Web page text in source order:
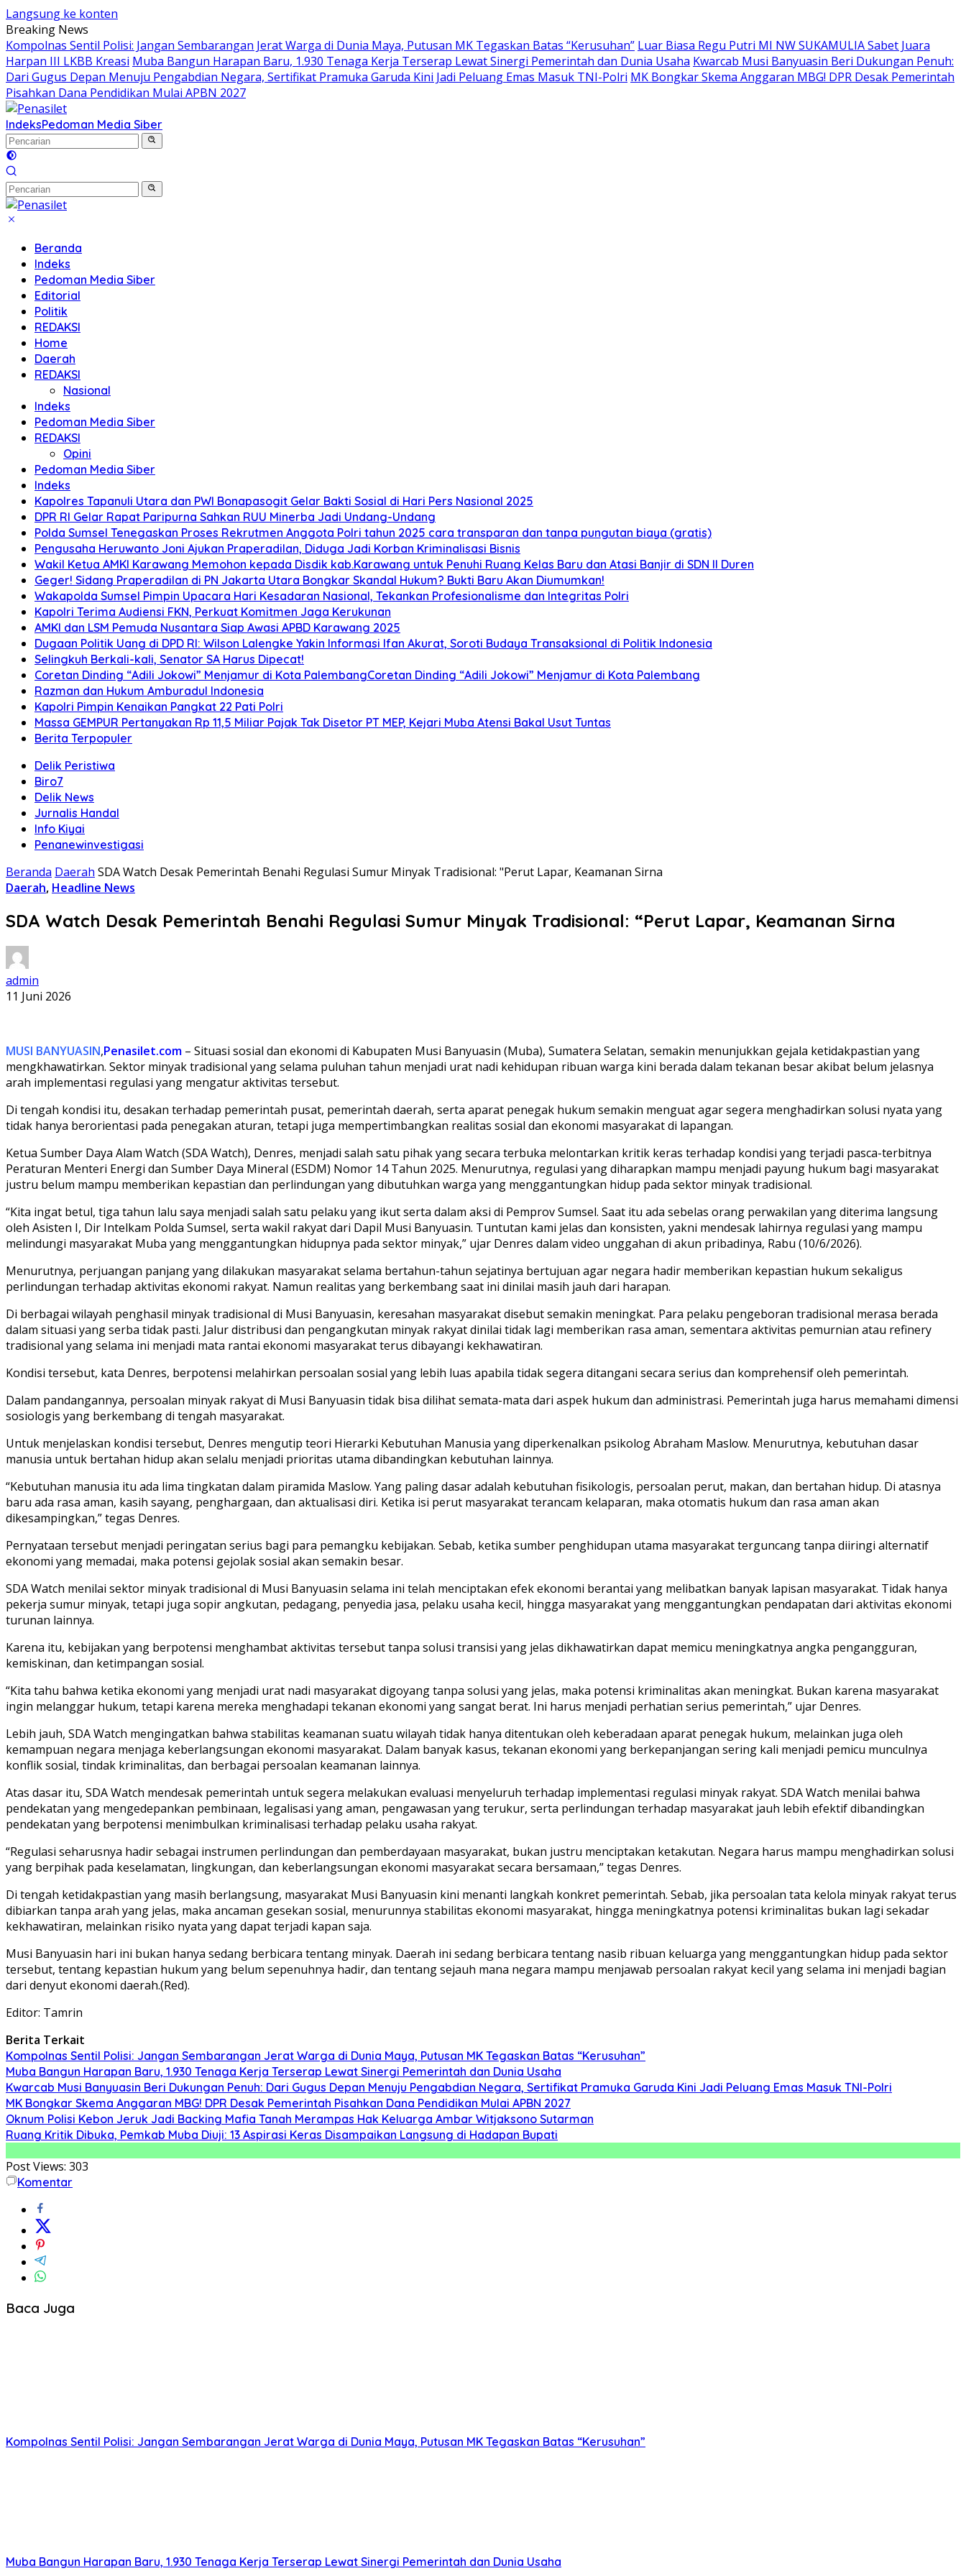
Langsung ke konten
Breaking News
Kompolnas Sentil Polisi: Jangan Sembarangan Jerat Warga di Dunia Maya, Putusan MK Tegaskan Batas “Kerusuhan” Luar Biasa Regu Putri MI NW SUKAMULIA Sabet Juara
Harpan III LKBB Kreasi Muba Bangun Harapan Baru, 1.930 Tenaga Kerja Terserap Lewat Sinergi Pemerintah dan Dunia Usaha Kwarcab Musi Banyuasin Beri Dukungan Penuh:
Dari Gugus Depan Menuju Pengabdian Negara, Sertifikat Pramuka Garuda Kini Jadi Peluang Emas Masuk TNI-Polri MK Bongkar Skema Anggaran MBG! DPR Desak Pemerintah
Pisahkan Dana Pendidikan Mulai APBN 2027
IndeksPedoman Media Siber
Beranda
Indeks
Pedoman Media Siber
Editorial
Politik
REDAKSI
Home
Daerah
REDAKSI
Nasional
Indeks
Pedoman Media Siber
REDAKSI
Opini
Pedoman Media Siber
Indeks
Kapolres Tapanuli Utara dan PWI Bonapasogit Gelar Bakti Sosial di Hari Pers Nasional 2025
DPR RI Gelar Rapat Paripurna Sahkan RUU Minerba Jadi Undang-Undang
Polda Sumsel Tenegaskan Proses Rekrutmen Anggota Polri tahun 2025 cara transparan dan tanpa pungutan biaya (gratis)
Pengusaha Heruwanto Joni Ajukan Praperadilan, Diduga Jadi Korban Kriminalisasi Bisnis
Wakil Ketua AMKI Karawang Memohon kepada Disdik kab.Karawang untuk Penuhi Ruang Kelas Baru dan Atasi Banjir di SDN II Duren
Geger! Sidang Praperadilan di PN Jakarta Utara Bongkar Skandal Hukum? Bukti Baru Akan Diumumkan!
Wakapolda Sumsel Pimpin Upacara Hari Kesadaran Nasional, Tekankan Profesionalisme dan Integritas Polri
Kapolri Terima Audiensi FKN, Perkuat Komitmen Jaga Kerukunan
AMKI dan LSM Pemuda Nusantara Siap Awasi APBD Karawang 2025
Dugaan Politik Uang di DPD RI: Wilson Lalengke Yakin Informasi Ifan Akurat, Soroti Budaya Transaksional di Politik Indonesia
Selingkuh Berkali-kali, Senator SA Harus Dipecat!
Coretan Dinding “Adili Jokowi” Menjamur di Kota PalembangCoretan Dinding “Adili Jokowi” Menjamur di Kota Palembang
Razman dan Hukum Amburadul Indonesia
Kapolri Pimpin Kenaikan Pangkat 22 Pati Polri
Massa GEMPUR Pertanyakan Rp 11,5 Miliar Pajak Tak Disetor PT MEP, Kejari Muba Atensi Bakal Usut Tuntas
Berita Terpopuler
Delik Peristiwa
Biro7
Delik News
Jurnalis Handal
Info Kiyai
Penanewinvestigasi
Beranda Daerah SDA Watch Desak Pemerintah Benahi Regulasi Sumur Minyak Tradisional: "Perut Lapar, Keamanan Sirna
Daerah, Headline News
SDA Watch Desak Pemerintah Benahi Regulasi Sumur Minyak Tradisional: “Perut Lapar, Keamanan Sirna
admin
11 Juni 2026
MUSI BANYUASIN,Penasilet.com – Situasi sosial dan ekonomi di Kabupaten Musi Banyuasin (Muba), Sumatera Selatan, semakin menunjukkan gejala ketidakpastian yang
mengkhawatirkan. Sektor minyak tradisional yang selama puluhan tahun menjadi urat nadi kehidupan ribuan warga kini berada dalam tekanan besar akibat belum jelasnya
arah implementasi regulasi yang mengatur aktivitas tersebut.
Di tengah kondisi itu, desakan terhadap pemerintah pusat, pemerintah daerah, serta aparat penegak hukum semakin menguat agar segera menghadirkan solusi nyata yang
tidak hanya berorientasi pada penegakan aturan, tetapi juga mempertimbangkan realitas sosial dan ekonomi masyarakat di lapangan.
Ketua Sumber Daya Alam Watch (SDA Watch), Denres, menjadi salah satu pihak yang secara terbuka melontarkan kritik keras terhadap kondisi yang terjadi pasca-terbitnya
Peraturan Menteri Energi dan Sumber Daya Mineral (ESDM) Nomor 14 Tahun 2025. Menurutnya, regulasi yang diharapkan mampu menjadi payung hukum bagi masyarakat
justru belum mampu memberikan kepastian dan perlindungan yang dibutuhkan warga yang menggantungkan hidup pada sektor minyak tradisional.
“Kita ingat betul, tiga tahun lalu saya menjadi salah satu pelaku yang ikut serta dalam aksi di Pemprov Sumsel. Saat itu ada sebelas orang perwakilan yang diterima langsung
oleh Asisten I, Dir Intelkam Polda Sumsel, serta wakil rakyat dari Dapil Musi Banyuasin. Tuntutan kami jelas dan konsisten, yakni mendesak lahirnya regulasi yang mampu
melindungi masyarakat Muba yang menggantungkan hidupnya pada sektor minyak,” ujar Denres dalam video unggahan di akun pribadinya, Rabu (10/6/2026).
Menurutnya, perjuangan panjang yang dilakukan masyarakat selama bertahun-tahun sejatinya bertujuan agar negara hadir memberikan kepastian hukum sekaligus
perlindungan terhadap aktivitas ekonomi rakyat. Namun realitas yang berkembang saat ini dinilai masih jauh dari harapan.
Di berbagai wilayah penghasil minyak tradisional di Musi Banyuasin, keresahan masyarakat disebut semakin meningkat. Para pelaku pengeboran tradisional merasa berada
dalam situasi yang serba tidak pasti. Jalur distribusi dan pengangkutan minyak rakyat dinilai tidak lagi memberikan rasa aman, sementara aktivitas pemurnian atau refinery
tradisional yang selama ini menjadi mata rantai ekonomi masyarakat terus dibayangi kekhawatiran.
Kondisi tersebut, kata Denres, berpotensi melahirkan persoalan sosial yang lebih luas apabila tidak segera ditangani secara serius dan komprehensif oleh pemerintah.
Dalam pandangannya, persoalan minyak rakyat di Musi Banyuasin tidak bisa dilihat semata-mata dari aspek hukum dan administrasi. Pemerintah juga harus memahami dimensi
sosiologis yang berkembang di tengah masyarakat.
Untuk menjelaskan kondisi tersebut, Denres mengutip teori Hierarki Kebutuhan Manusia yang diperkenalkan psikolog Abraham Maslow. Menurutnya, kebutuhan dasar
manusia untuk bertahan hidup akan selalu menjadi prioritas utama dibandingkan kebutuhan lainnya.
“Kebutuhan manusia itu ada lima tingkatan dalam piramida Maslow. Yang paling dasar adalah kebutuhan fisikologis, persoalan perut, makan, dan bertahan hidup. Di atasnya
baru ada rasa aman, kasih sayang, penghargaan, dan aktualisasi diri. Ketika isi perut masyarakat terancam kelaparan, maka otomatis hukum dan rasa aman akan
dikesampingkan,” tegas Denres.
Pernyataan tersebut menjadi peringatan serius bagi para pemangku kebijakan. Sebab, ketika sumber penghidupan utama masyarakat terguncang tanpa diiringi alternatif
ekonomi yang memadai, maka potensi gejolak sosial akan semakin besar.
SDA Watch menilai sektor minyak tradisional di Musi Banyuasin selama ini telah menciptakan efek ekonomi berantai yang melibatkan banyak lapisan masyarakat. Tidak hanya
pekerja sumur minyak, tetapi juga sopir angkutan, pedagang, penyedia jasa, pelaku usaha kecil, hingga masyarakat yang menggantungkan pendapatan dari aktivitas ekonomi
turunan lainnya.
Karena itu, kebijakan yang berpotensi menghambat aktivitas tersebut tanpa solusi transisi yang jelas dikhawatirkan dapat memicu meningkatnya angka pengangguran,
kemiskinan, dan ketimpangan sosial.
“Kita tahu bahwa ketika ekonomi yang menjadi urat nadi masyarakat digoyang tanpa solusi yang jelas, maka potensi kriminalitas akan meningkat. Bukan karena masyarakat
ingin melanggar hukum, tetapi karena mereka menghadapi tekanan ekonomi yang sangat berat. Ini harus menjadi perhatian serius pemerintah,” ujar Denres.
Lebih jauh, SDA Watch mengingatkan bahwa stabilitas keamanan suatu wilayah tidak hanya ditentukan oleh keberadaan aparat penegak hukum, melainkan juga oleh
kemampuan negara menjaga keberlangsungan ekonomi masyarakat. Dalam banyak kasus, tekanan ekonomi yang berkepanjangan sering kali menjadi pemicu munculnya
konflik sosial, tindak kriminalitas, dan berbagai persoalan keamanan lainnya.
Atas dasar itu, SDA Watch mendesak pemerintah untuk segera melakukan evaluasi menyeluruh terhadap implementasi regulasi minyak rakyat. SDA Watch menilai bahwa
pendekatan yang mengedepankan pembinaan, legalisasi yang aman, pengawasan yang terukur, serta perlindungan terhadap masyarakat jauh lebih efektif dibandingkan
pendekatan yang berpotensi menimbulkan kriminalisasi terhadap pelaku usaha rakyat.
“Regulasi seharusnya hadir sebagai instrumen perlindungan dan pemberdayaan masyarakat, bukan justru menciptakan ketakutan. Negara harus mampu menghadirkan solusi
yang berpihak pada keselamatan, lingkungan, dan keberlangsungan ekonomi masyarakat secara bersamaan,” tegas Denres.
Di tengah ketidakpastian yang masih berlangsung, masyarakat Musi Banyuasin kini menanti langkah konkret pemerintah. Sebab, jika persoalan tata kelola minyak rakyat terus
dibiarkan tanpa arah yang jelas, maka ancaman gesekan sosial, menurunnya stabilitas ekonomi masyarakat, hingga meningkatnya potensi kriminalitas bukan lagi sekadar
kekhawatiran, melainkan risiko nyata yang dapat terjadi kapan saja.
Musi Banyuasin hari ini bukan hanya sedang berbicara tentang minyak. Daerah ini sedang berbicara tentang nasib ribuan keluarga yang menggantungkan hidup pada sektor
tersebut, tentang kepastian hukum yang belum sepenuhnya hadir, dan tentang sejauh mana negara mampu menjawab persoalan rakyat kecil yang selama ini menjadi bagian
dari denyut ekonomi daerah.(Red).
Editor: Tamrin
Berita Terkait
Kompolnas Sentil Polisi: Jangan Sembarangan Jerat Warga di Dunia Maya, Putusan MK Tegaskan Batas “Kerusuhan”
Muba Bangun Harapan Baru, 1.930 Tenaga Kerja Terserap Lewat Sinergi Pemerintah dan Dunia Usaha
Kwarcab Musi Banyuasin Beri Dukungan Penuh: Dari Gugus Depan Menuju Pengabdian Negara, Sertifikat Pramuka Garuda Kini Jadi Peluang Emas Masuk TNI-Polri
MK Bongkar Skema Anggaran MBG! DPR Desak Pemerintah Pisahkan Dana Pendidikan Mulai APBN 2027
Oknum Polisi Kebon Jeruk Jadi Backing Mafia Tanah Merampas Hak Keluarga Ambar Witjaksono Sutarman
Ruang Kritik Dibuka, Pemkab Muba Diuji: 13 Aspirasi Keras Disampaikan Langsung di Hadapan Bupati
Post Views: 303
Komentar
Baca Juga
Kompolnas Sentil Polisi: Jangan Sembarangan Jerat Warga di Dunia Maya, Putusan MK Tegaskan Batas “Kerusuhan”
Muba Bangun Harapan Baru, 1.930 Tenaga Kerja Terserap Lewat Sinergi Pemerintah dan Dunia Usaha